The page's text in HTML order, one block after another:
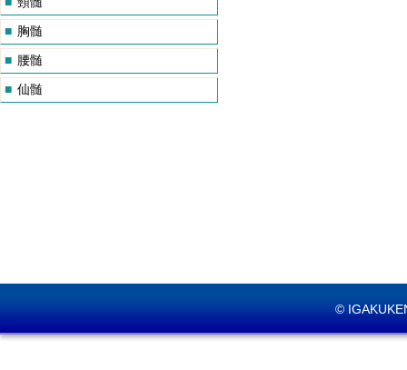
■ 胸髄
■ 腰髄
■ 仙髄
©